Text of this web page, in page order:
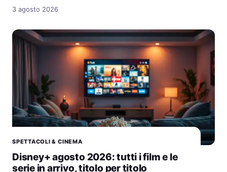
3 agosto 2026
SPETTACOLI & CINEMA
Disney+ agosto 2026: tutti i film e le
serie in arrivo, titolo per titolo